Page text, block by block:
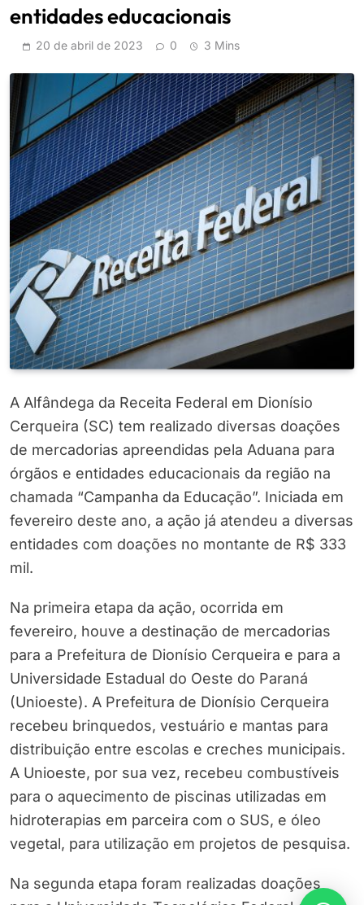
entidades educacionais
20 de abril de 2023 0 3 Mins
A Alfândega da Receita Federal em Dionísio
Cerqueira (SC) tem realizado diversas doações
de mercadorias apreendidas pela Aduana para
órgãos e entidades educacionais da região na
chamada “Campanha da Educação”. Iniciada em
fevereiro deste ano, a ação já atendeu a diversas
entidades com doações no montante de R$ 333
mil.
Na primeira etapa da ação, ocorrida em
fevereiro, houve a destinação de mercadorias
para a Prefeitura de Dionísio Cerqueira e para a
Universidade Estadual do Oeste do Paraná
(Unioeste). A Prefeitura de Dionísio Cerqueira
recebeu brinquedos, vestuário e mantas para
distribuição entre escolas e creches municipais.
A Unioeste, por sua vez, recebeu combustíveis
para o aquecimento de piscinas utilizadas em
hidroterapias em parceira com o SUS, e óleo
vegetal, para utilização em projetos de pesquisa.
Na segunda etapa foram realizadas doações